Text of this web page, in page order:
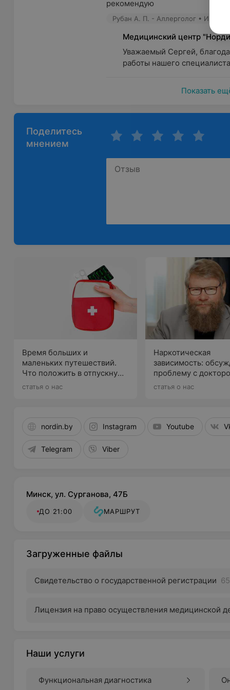
рекомендую
Рубан А. П. - Аллерголог •
Медицинский центр
Уважаемый Сергей,
работы нашего
Показать
Поделитесь
мнением
Время больших и
маленьких путешествий.
Что положить в отпускную
аптечку, рассказывает врач
статья о нас
Наркотическая
зависимость:
проблему с
Сайковым
статья о нас
nordin.by Instagram Youtube
Telegram Viber
Минск, ул. Сурганова, 47Б
ДО 21:00 МАРШРУТ
Загруженные файлы
Свидетельство о государственной регистрации
Лицензия на право осуществления медицинской
Наши услуги
Функциональная диагностика